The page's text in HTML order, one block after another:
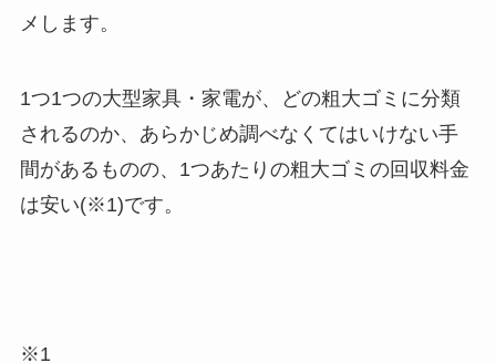
メします。
1つ1つの大型家具・家電が、どの粗大ゴミに分類
されるのか、あらかじめ調べなくてはいけない手
間があるものの、1つあたりの粗大ゴミの回収料金
は安い(※1)です。
※1